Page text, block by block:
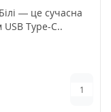
— це сучасна
Type-C..